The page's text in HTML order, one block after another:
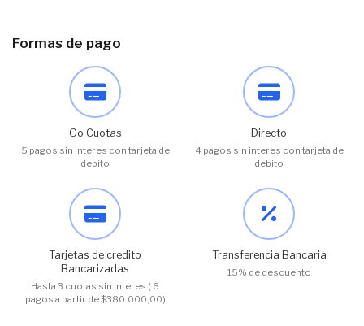
Formas de pago
Go Cuotas
5 pagos sin interes con tarjeta de
debito
Directo
4 pagos sin interes con tarjeta de
debito
Tarjetas de credito
Bancarizadas
Hasta 3 cuotas sin interes ( 6
pagos a partir de $380.000,00)
Transferencia Bancaria
15% de descuento